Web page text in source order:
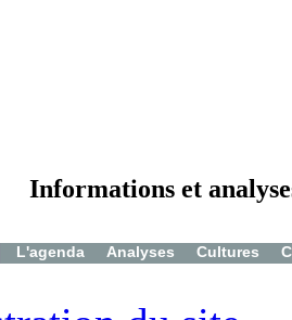
Informations et
L'agenda Analyses Cultures